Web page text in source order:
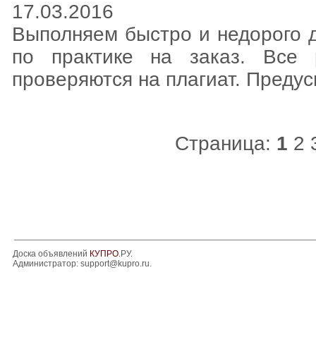
17.03.2016
Выполняем быстро и недорого
по практике на заказ. Все
проверяются на плагиат.
Страница: 1 2
Доска объявлений КУПРО.РУ.
Администратор: support@kupro.ru.